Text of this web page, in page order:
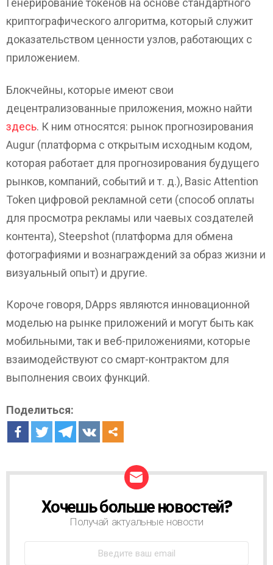
Генерирование токенов на основе стандартного
криптографического алгоритма, который служит
доказательством ценности узлов, работающих с
приложением.
Блокчейны, которые имеют свои
децентрализованные приложения, можно найти
здесь. К ним относятся: рынок прогнозирования
Augur (платформа с открытым исходным кодом,
которая работает для прогнозирования будущего
рынков, компаний, событий и т. д.), Basic Attention
Token цифровой рекламной сети (способ оплаты
для просмотра рекламы или чаевых создателей
контента), Steepshot (платформа для обмена
фотографиями и вознаграждений за образ жизни и
визуальный опыт) и другие.
Короче говоря, DApps являются инновационной
моделью на рынке приложений и могут быть как
мобильными, так и веб-приложениями, которые
взаимодействуют со смарт-контрактом для
выполнения своих функций.
Поделиться:
О
Хочешь больше новостей?
Получай актуальные новости